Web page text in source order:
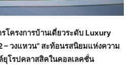
ครงการบ้านเดี่ยวระดับ Luxury
– วงแหวน” สะท้อนรสนิยมแห่งความ
โรปคลาสสิคในคอลเลคชั่น